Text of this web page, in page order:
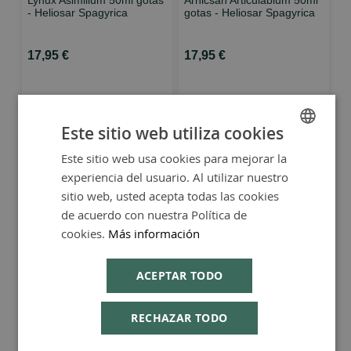
- Heliosar Spagyrica
17,95 €
gotas - Heliosar Spagyrica
17,95 €
Slfuricum Yatrochymicum)
Heliosar Spagyrica
19,75 €
SPANISH
ENGLISH
Este sitio web utiliza cookies
Este sitio web usa cookies para mejorar la
experiencia del usuario. Al utilizar nuestro
sitio web, usted acepta todas las cookies
de acuerdo con nuestra Política de
cookies. Más información
ACEPTAR TODO
RECHAZAR TODO